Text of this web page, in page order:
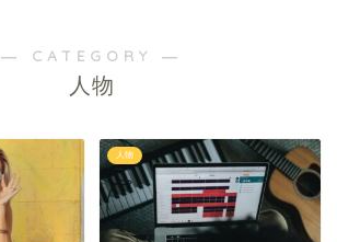
― CATEGORY ―
人物
人物